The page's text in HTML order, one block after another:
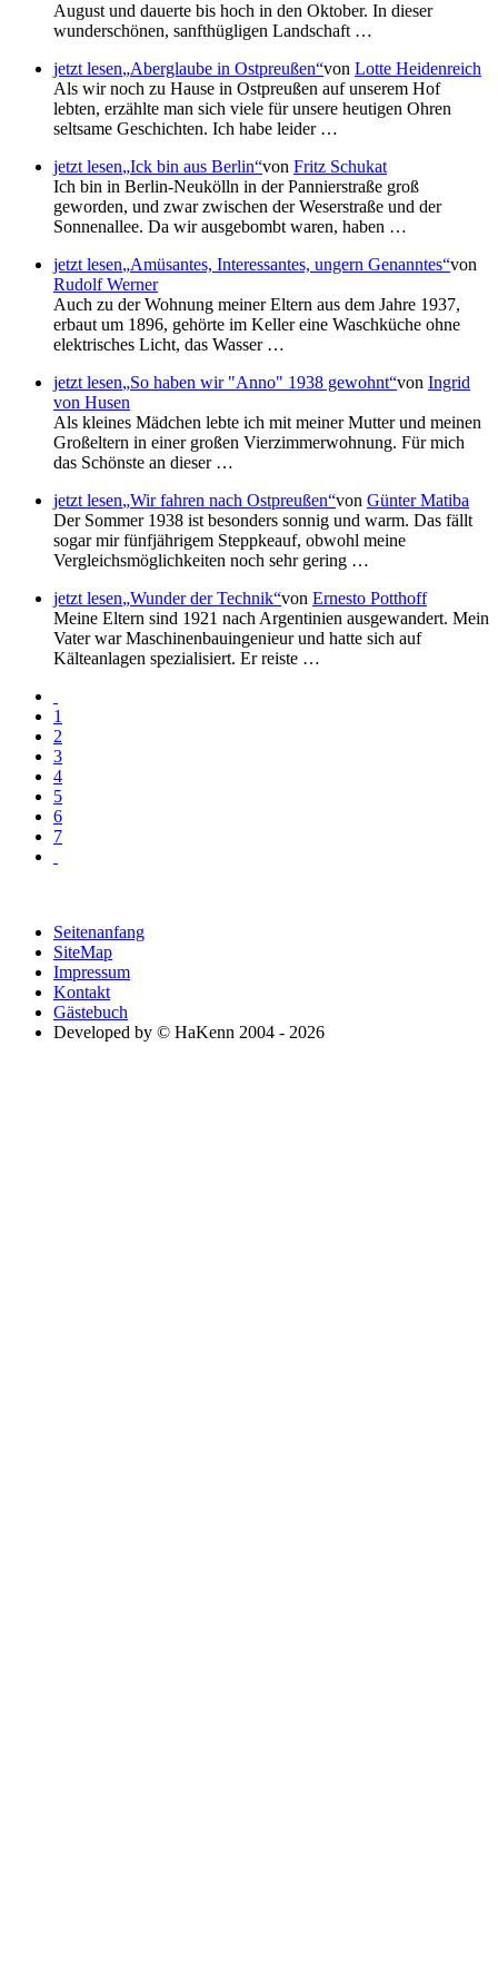
August und dauerte bis hoch in den Oktober. In dieser
wunderschönen, sanfthügligen Landschaft …
jetzt lesen Aberglaube in Ostpreußen von Lotte Heidenreich
Als wir noch zu Hause in Ostpreußen auf unserem Hof
lebten, erzählte man sich viele für unsere heutigen Ohren
seltsame Geschichten. Ich habe leider …
jetzt lesen Ick bin aus Berlin von Fritz Schukat
Ich bin in Berlin-Neukölln in der Pannierstraße groß
geworden, und zwar zwischen der Weserstraße und der
Sonnenallee. Da wir ausgebombt waren, haben …
jetzt lesen Amüsantes, Interessantes, ungern Genanntes von
Rudolf Werner
Auch zu der Wohnung meiner Eltern aus dem Jahre 1937,
erbaut um 1896, gehörte im Keller eine Waschküche ohne
elektrisches Licht, das Wasser …
jetzt lesen So haben wir "Anno" 1938 gewohnt von Ingrid
von Husen
Als kleines Mädchen lebte ich mit meiner Mutter und meinen
Großeltern in einer großen Vierzimmerwohnung. Für mich
das Schönste an dieser …
jetzt lesen Wir fahren nach Ostpreußen von Günter Matiba
Der Sommer 1938 ist besonders sonnig und warm. Das fällt
sogar mir fünfjährigem Steppkeauf, obwohl meine
Vergleichsmöglichkeiten noch sehr gering …
jetzt lesen Wunder der Technik von Ernesto Potthoff
Meine Eltern sind 1921 nach Argentinien ausgewandert. Mein
Vater war Maschinenbauingenieur und hatte sich auf
Kälteanlagen spezialisiert. Er reiste …
1
2
3
4
5
6
7
Seitenanfang
SiteMap
Impressum
Kontakt
Gästebuch
Developed by © HaKenn 2004 - 2026